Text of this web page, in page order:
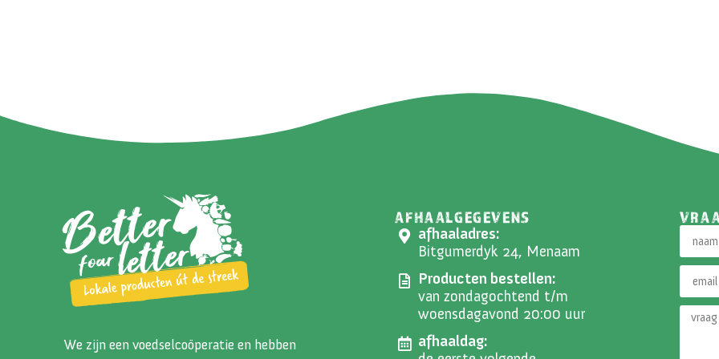
We zijn een voedselcoöperatie en hebben
AFHAALGEGEVENS
afhaaladres:
Bitgumerdyk 24, Menaam
Producten bestellen:
van zondagochtend t/m
woensdagavond 20:00 uur
afhaaldag: